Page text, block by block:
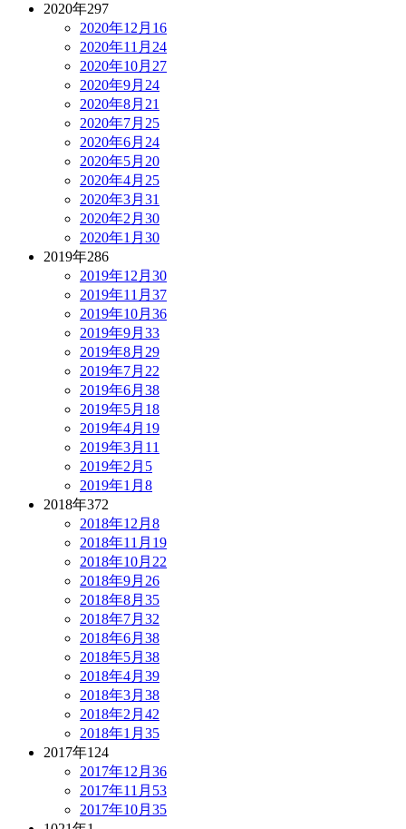
2020年297
2020年12月 16
2020年11月 24
2020年10月 27
2020年9月 24
2020年8月 21
2020年7月 25
2020年6月 24
2020年5月 20
2020年4月 25
2020年3月 31
2020年2月 30
2020年1月 30
2019年286
2019年12月 30
2019年11月 37
2019年10月 36
2019年9月 33
2019年8月 29
2019年7月 22
2019年6月 38
2019年5月 18
2019年4月 19
2019年3月 11
2019年2月 5
2019年1月 8
2018年372
2018年12月 8
2018年11月 19
2018年10月 22
2018年9月 26
2018年8月 35
2018年7月 32
2018年6月 38
2018年5月 38
2018年4月 39
2018年3月 38
2018年2月 42
2018年1月 35
2017年124
2017年12月 36
2017年11月 53
2017年10月 35